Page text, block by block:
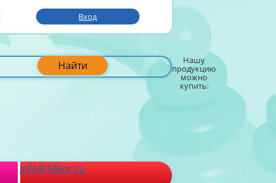
Вход
Найти Нашу
продукцию
можно
купить:
info@10kor.ru